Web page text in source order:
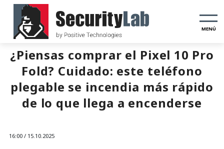
MENÚ
¿Piensas comprar el Pixel 10 Pro
Fold? Cuidado: este teléfono
plegable se incendia más rápido
de lo que llega a encenderse
16:00 / 15.10.2025